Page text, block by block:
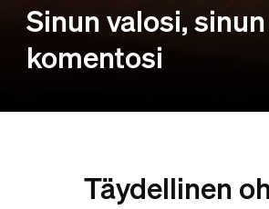
Sinun valosi, sinun
komentosi
Täydellinen